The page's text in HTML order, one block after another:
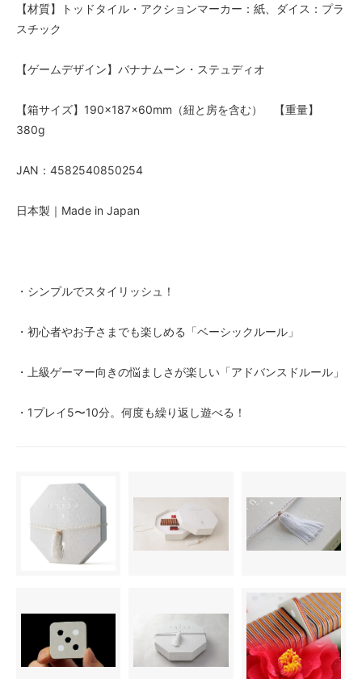
【材質】トッドタイル・アクションマーカー：紙、ダイス：プラ
スチック
【ゲームデザイン】バナナムーン・ステュディオ
【箱サイズ】190×187×60mm（紐と房を含む） 【重量】
380g
JAN：4582540850254
日本製｜Made in Japan
・シンプルでスタイリッシュ！
・初心者やお子さまでも楽しめる「ベーシックルール」
・上級ゲーマー向きの悩ましさが楽しい「アドバンスドルール」
・1プレイ5〜10分。何度も繰り返し遊べる！